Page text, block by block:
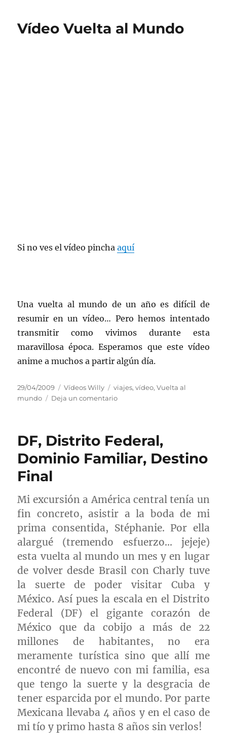
Rock
Vídeo Vuelta al Mundo
Si no ves el vídeo pinchaaquí
Una vuelta al mundo de un año es difícil de
resumir en un vídeo… Pero hemos intentado
transmitir como vivimos durante esta
maravillosa época. Esperamos que este vídeo
anime a muchos a partir algún día.
Publicado
el
29/04/2009 Categorías
Vídeos Willy Etiquetas
viajes,vídeo,Vuelta al
mundo
Deja un comentarioen
Mundo
DF, Distrito Federal,
Dominio Familiar, Destino
Final
Mi excursión a América central tenía un
fin concreto, asistir a la boda de mi
prima consentida, Stéphanie. Por ella
alargué (tremendo esfuerzo… jejeje)
esta vuelta al mundo un mes y en lugar
de volver desde Brasil conCharly tuve
la suerte de poder visitar Cuba y
México. Así pues la escala en el Distrito
Federal (DF) el gigante corazón de
México que da cobijo a más de 22
millones de habitantes, no era
meramente turística sino que allí me
encontré de nuevo con mi familia, esa
que tengo la suerte y la desgracia de
tener esparcida por el mundo. Por parte
Mexicana llevaba 4 años y en el caso de
mi tío y primo hasta 8 años sin verlos!